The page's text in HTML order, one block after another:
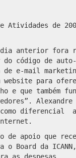
de
dia anterior fora
do código de auto-
de e-mail
para
e que também
Alexandre
diferencial a
de apoio que
o Board da
as despesas